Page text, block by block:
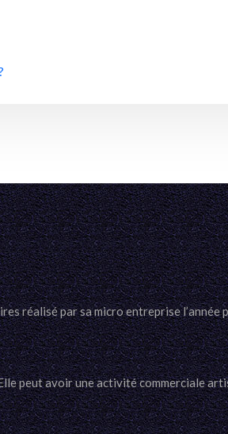
réalisé par sa micro entreprise l’année
peut avoir une activité commerciale